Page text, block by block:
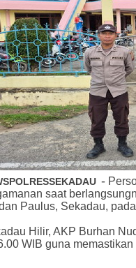
-
saat
Paulus, Sekadau,
Hilir, AKP Burhan
WIB guna